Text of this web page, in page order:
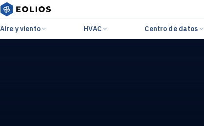
Aire y viento HVAC Centro de datos